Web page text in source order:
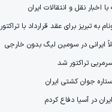
اخبار نقل و انتقالات ایران
به تبریز برای عقد قرارداد با تراکتور
ایرانی در سومین لیگ بدون خارجی
تراکتور شد
جوان کشتی ایران
در آسیا دفاع کردم